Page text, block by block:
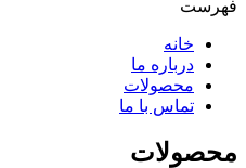
فهرست
خانه
درباره ما
محصولات
تماس با ما
محصولات